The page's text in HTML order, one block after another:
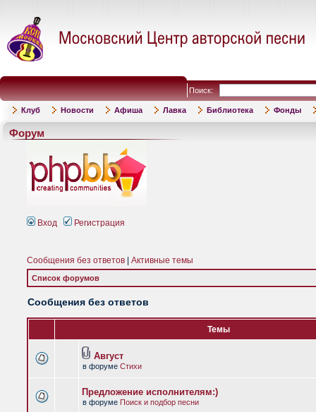
Поиск:
Клуб Новости Афиша Лавка Библиотека Фонды
Форум
Вход Регистрация
Сообщения без ответов Активные темы
Список форумов
Сообщения без ответов
Темы
Август
в форуме Стихи
Предложение исполнителям:)
в форуме Поиск и подбор песни